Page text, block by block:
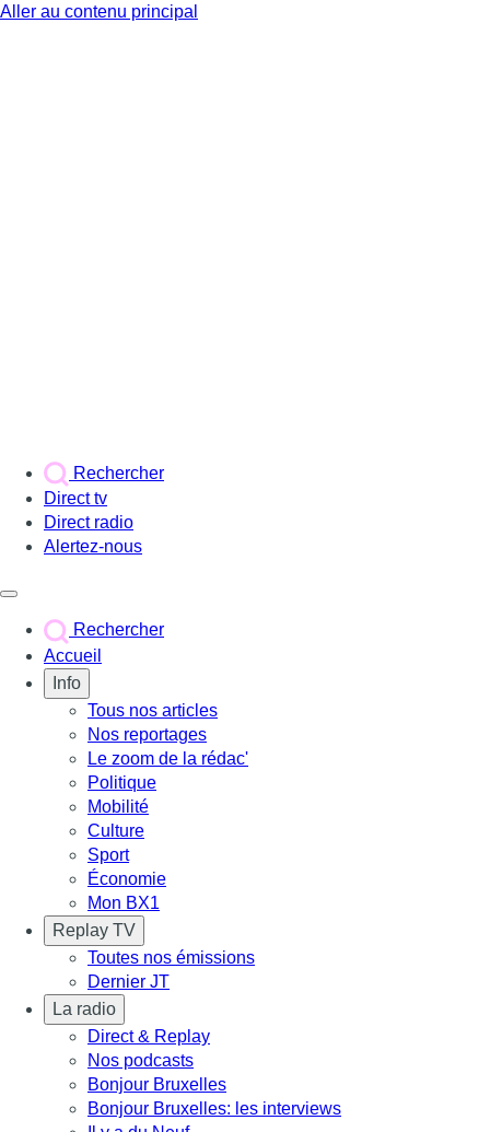
Aller au contenu principal
Rechercher
Direct tv
Direct radio
Alertez-nous
Rechercher
Accueil
Info
Tous nos articles
Nos reportages
Le zoom de la rédac'
Politique
Mobilité
Culture
Sport
Économie
Mon BX1
Replay TV
Toutes nos émissions
Dernier JT
La radio
Direct & Replay
Nos podcasts
Bonjour Bruxelles
Bonjour Bruxelles: les interviews